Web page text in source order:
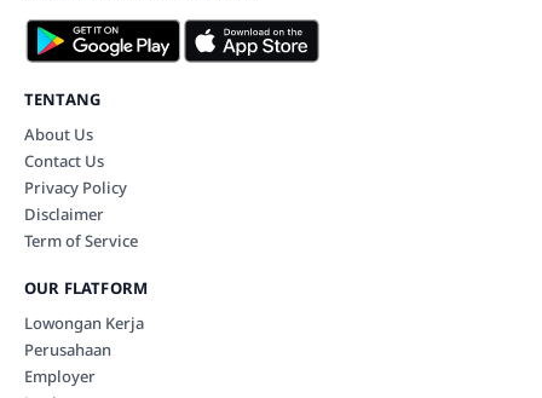
TENTANG
About Us
Contact Us
Privacy Policy
Disclaimer
Term of Service
OUR FLATFORM
Lowongan Kerja
Perusahaan
Employer